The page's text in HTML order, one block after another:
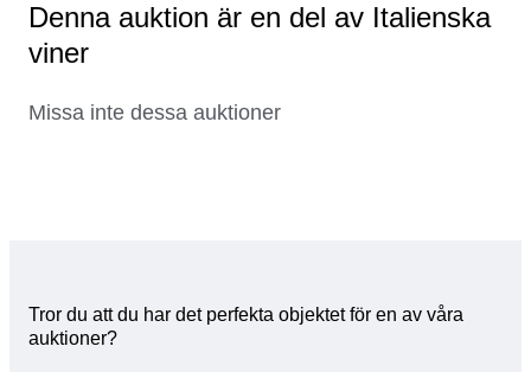
Denna auktion är en del av Italienska
viner
Missa inte dessa auktioner
Tror du att du har det perfekta objektet för en av våra
auktioner?